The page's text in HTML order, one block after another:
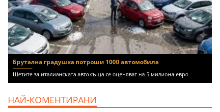
Брутална градушка потроши 1000 автомобила
Щетите за италианската автокъща се оценяват на 5 милиона евро
НАЙ-КОМЕНТИРАНИ